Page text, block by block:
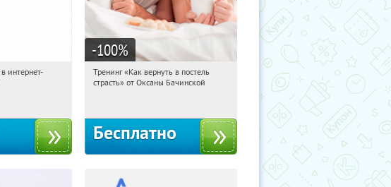
Получи первым!
интернет-
-100%
00:03:50 Получили:
Тренинг «Как вернуть в постель
страсть» от Оксаны Бачинской
Бесплатно